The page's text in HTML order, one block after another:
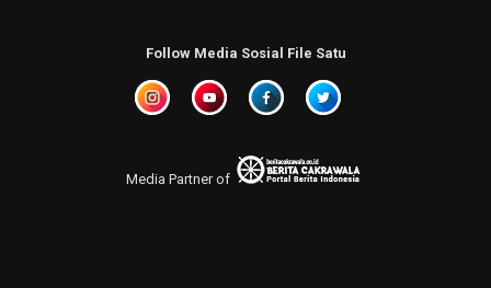
Follow Media Sosial File Satu
Media Partner of